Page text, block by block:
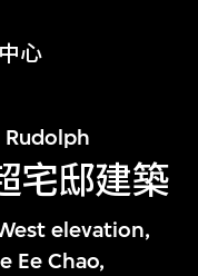
心
Rudolph
宅邸建築
elevation,
Ee Chao,